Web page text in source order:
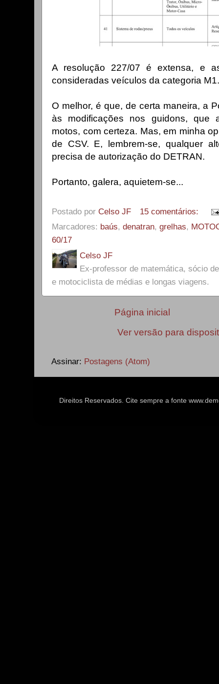
A resolução 227/07 é extensa, e
consideradas veículos da categoria
O melhor, é que, de certa maneira, a
às modificações nos guidons, que
motos, com certeza. Mas, em minha
de CSV. E, lembrem-se, qualquer
precisa de autorização do DETRAN.
Portanto, galera, aquietem-se...
Postado por Celso JF
15 comentários:
Marcadores: baús, denatran, grelhas,
60/17
Celso JF
Ex-professor de matemática, sócio
e motociclista de médias e longas viagens.
Página inicial
Ver versão para
Assinar: Postagens (Atom)
Direitos Reservados. Cite sempre a fonte